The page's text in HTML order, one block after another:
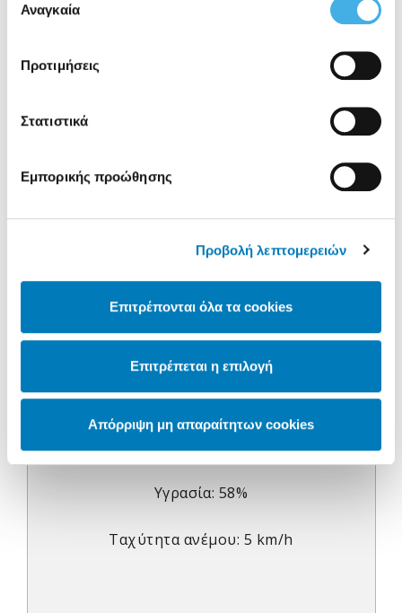
των υπηρεσιών τους.
συγκατάθεσης
Αναγκαία
Προτιμήσεις
Στατιστικά
Εμπορικής προώθησης
Προβολή λεπτομερειών
Επιτρέπονται όλα τα cookies
Επιτρέπεται η επιλογή
Απόρριψη μη απαραίτητων cookies
20°C
15°C 20°C
Υγρασία: 58%
Ταχύτητα ανέμου: 5 km/h